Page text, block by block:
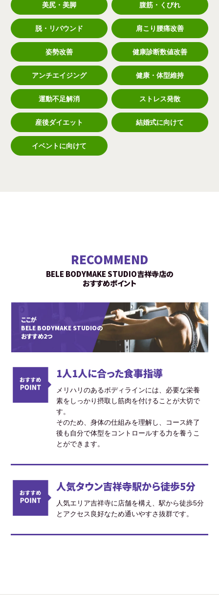
美尻・美脚 腹筋・くびれ
脱・リバウンド 肩こり腰痛改善
姿勢改善 健康診断数値改善
アンチエイジング 健康・体型維持
運動不足解消 ストレス発散
産後ダイエット 結婚式に向けて
イベントに向けて
RECOMMEND
BELE BODYMAKE STUDIO吉祥寺店の
おすすめポイント
ここが
BELE BODYMAKE STUDIOの
おすすめ2つ
1人1人に合った食事指導
メリハリのあるボディラインには、必要な栄養
素をしっかり摂取し筋肉を付けることが大切で
す。
そのため、身体の仕組みを理解し、コース終了
後も自分で体型をコントロールする力を養うこ
とができます。
人気タウン吉祥寺駅から徒歩5分
人気エリア吉祥寺に店舗を構え、駅から徒歩5分
とアクセス良好なため通いやすさ抜群です。